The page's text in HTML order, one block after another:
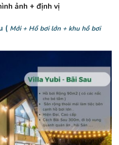
ảnh + định vị
( Mới + Hồ bơi lớn + khu hồ bơi